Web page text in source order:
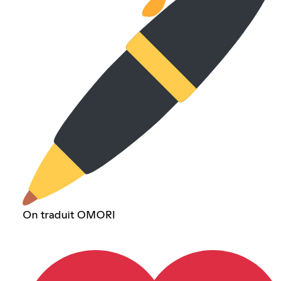
On traduit OMORI